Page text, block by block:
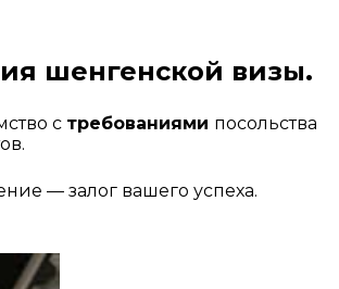
шенгенской визы.
с требованиями посольства
— залог вашего успеха.